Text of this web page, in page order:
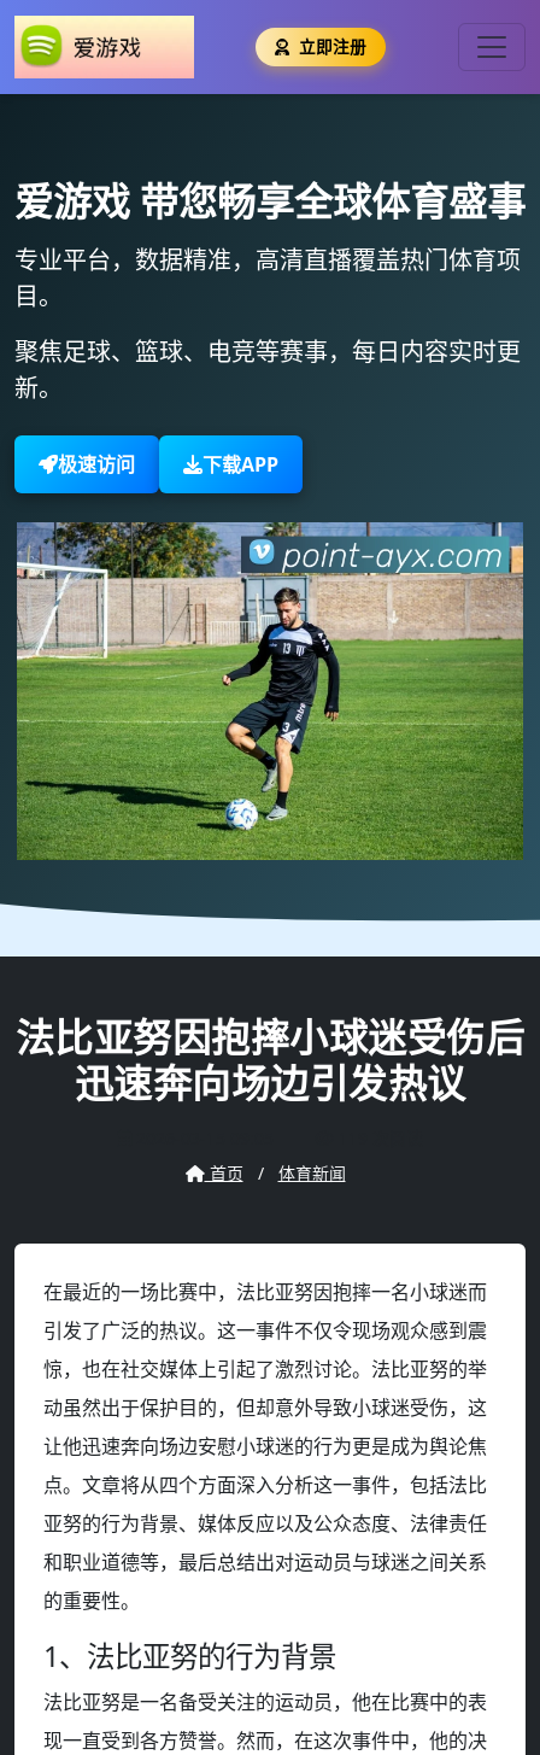
立即注册
爱游戏 带您畅享全球体育盛事
专业平台，数据精准， 高清直播覆盖热门体育项
目。
聚焦足球、篮球、电竞等赛事， 每日内容实时更
新。
极速访问 下载APP
法比亚努因抱摔小球迷受伤后
迅速奔向场边引发热议
首页
/ 体育新闻
在最近的一场比赛中，法比亚努因抱摔一名小球迷而
引发了广泛的热议。这一事件不仅令现场观众感到震
惊，也在社交媒体上引起了激烈讨论。法比亚努的举
动虽然出于保护目的，但却意外导致小球迷受伤，这
让他迅速奔向场边安慰小球迷的行为更是成为舆论焦
点。文章将从四个方面深入分析这一事件，包括法比
亚努的行为背景、媒体反应以及公众态度、法律责任
和职业道德等，最后总结出对运动员与球迷之间关系
的重要性。
1、法比亚努的行为背景
法比亚努是一名备受关注的运动员，他在比赛中的表
现一直受到各方赞誉。然而，在这次事件中，他的决